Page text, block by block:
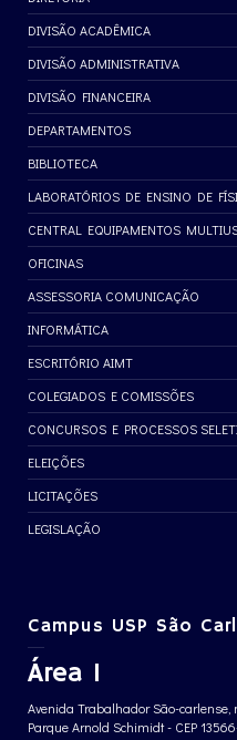
DIVISÃO ACADÊMICA
DIVISÃO ADMINISTRATIVA
DIVISÃO FINANCEIRA
DEPARTAMENTOS
BIBLIOTECA
LABORATÓRIOS DE ENSINO DE
CENTRAL EQUIPAMENTOS
OFICINAS
ASSESSORIA COMUNICAÇÃO
INFORMÁTICA
ESCRITÓRIO AIMT
COLEGIADOS E COMISSÕES
CONCURSOS E PROCESSOS
ELEIÇÕES
LICITAÇÕES
LEGISLAÇÃO
Campus USP São
Área 1
Avenida Trabalhador São-carlense,
Parque Arnold Schimidt - CEP